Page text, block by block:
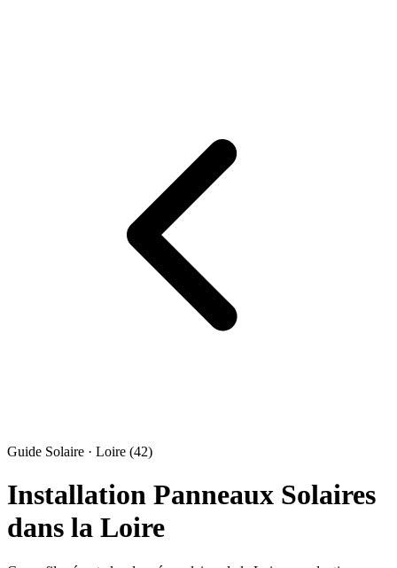
Guide Solaire · Loire (42)
Installation Panneaux Solaires
dans la Loire